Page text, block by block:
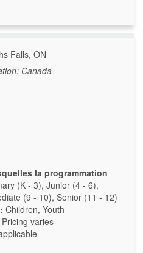
Falls, ON
Canada
la programmation
(K - 3), Junior (4 - 6),
(9 - 10), Senior (11 - 12)
Children, Youth
Pricing varies